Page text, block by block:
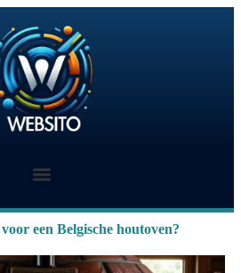
een Belgische houtoven?